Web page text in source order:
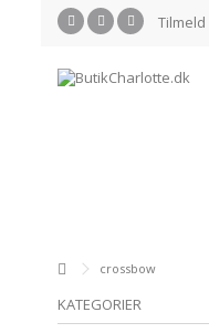
crossbow
KATEGORIER